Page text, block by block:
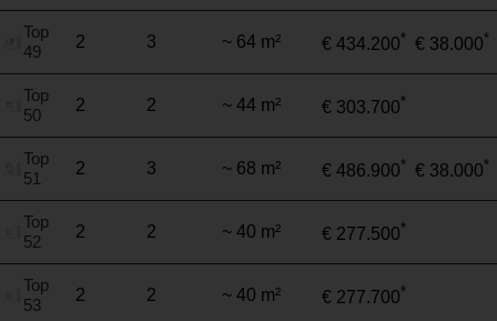
Top
49
2 3 ~ 64 m² € 434.200* € 38.000*
Top
50
2 2 ~ 44 m² € 303.700*
Top
51
2 3 ~ 68 m² € 486.900* € 38.000*
Top
52
2 2 ~ 40 m² € 277.500*
Top
53
2 2 ~ 40 m² € 277.700*